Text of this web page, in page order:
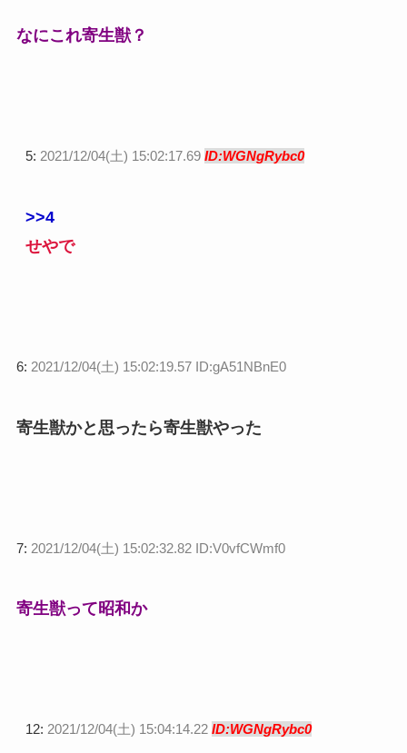
なにこれ寄生獣？
5: 2021/12/04(土) 15:02:17.69 ID:WGNgRybc0
>>4
せやで
6: 2021/12/04(土) 15:02:19.57 ID:gA51NBnE0
寄生獣かと思ったら寄生獣やった
7: 2021/12/04(土) 15:02:32.82 ID:V0vfCWmf0
寄生獣って昭和か
12: 2021/12/04(土) 15:04:14.22 ID:WGNgRybc0